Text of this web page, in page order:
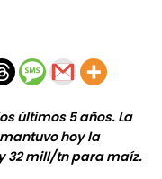
últimos 5 años. La
hoy la
32 mill/tn para maíz.